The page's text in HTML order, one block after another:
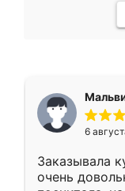
6
Заказывала
очень